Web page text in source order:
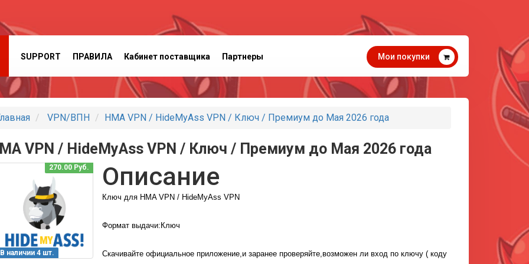
SUPPORT ПРАВИЛА Кабинет поставщика Партнеры Мои покупки
VPN/ВПН HMA VPN / HideMyAss VPN / Ключ / Премиум до Мая 2026 года
VPN / HideMyAss VPN / Ключ / Премиум до Мая 2026 года
В наличии 4 шт.
270.00 Руб. Описание
Ключ для HMA VPN / HideMyAss VPN
Формат выдачи:Ключ
Скачивайте официальное приложение,и заранее проверяйте,возможен ли вход по ключу ( коду